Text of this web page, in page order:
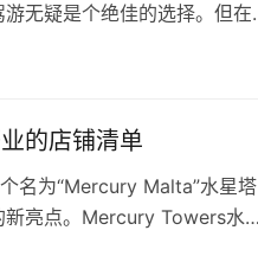
无疑是个绝佳的选择。但在
的店铺清单
名为“Mercury Malta”水星塔
新亮点。Mercury Towers水